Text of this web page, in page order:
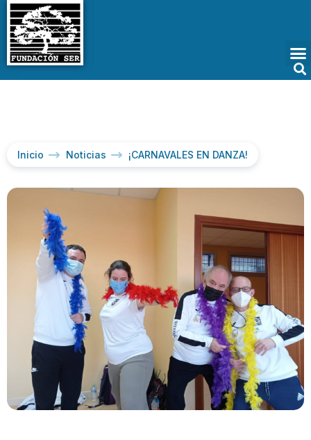
Inicio Noticias ¡CARNAVALES EN DANZA!